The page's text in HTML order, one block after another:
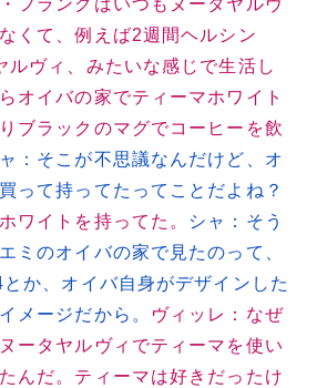
フランクはいつもヌータヤルヴ
くて、例えば2週間ヘルシン
ルヴィ、みたいな感じで生活し
オイバの家でティーマホワイト
ブラックのマグでコーヒーを飲
：そこが不思議なんだけど、オ
って持ってたってことだよね？
ワイトを持ってた。
シャ：そう
ミのオイバの家で見たのって、
か、オイバ自身がデザインした
メージだから。
ヴィッレ：なぜ
ータヤルヴィでティーマを使い
んだ。ティーマは好きだったけ